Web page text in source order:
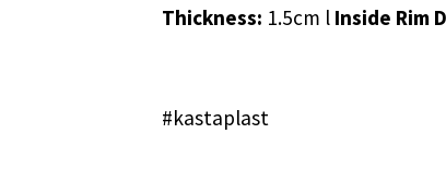
Thickness: 1.5cm l Inside Rim
#kastaplast